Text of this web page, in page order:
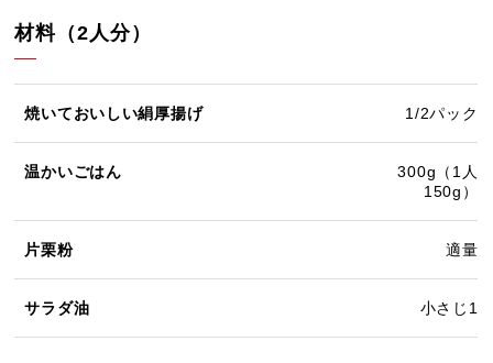
材料（2人分）
焼いておいしい絹厚揚げ 1/2パック
温かいごはん
300g（1人
150g）
片栗粉 適量
サラダ油 小さじ1